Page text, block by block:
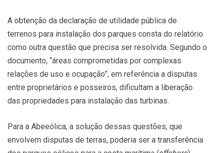
A obtenção da declaração de utilidade pública de
terrenos para instalação dos parques consta do relatório
como outra questão que precisa ser resolvida. Segundo o
documento, “áreas comprometidas por complexas
relações de uso e ocupação”, em referência a disputas
entre proprietários e posseiros, dificultam a liberação
das propriedades para instalação das turbinas.
Para a Abeeólica, a solução dessas questões, que
envolvem disputas de terras, poderia ser a transferência